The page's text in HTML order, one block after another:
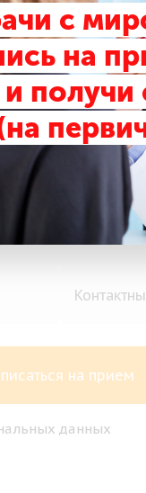
на прием
данных
с
на
и получи